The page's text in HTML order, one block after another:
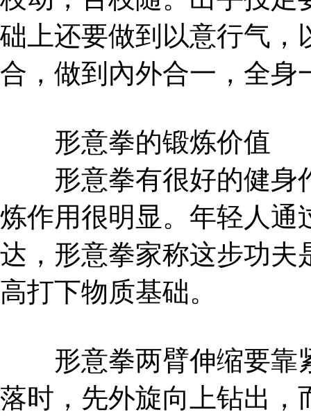
础上还要做到以意行气，
合，做到內外合一，全身
形意拳的锻炼价值
形意拳有很好的健身
炼作用很明显。年轻人通
达，形意拳家称这步功夫
高打下物质基础。
形意拳两臂伸缩要靠
落时，先外旋向上钻出，